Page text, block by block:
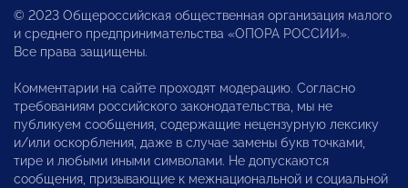
© 2023 Общероссийская общественная организация малого
и среднего предпринимательства «ОПОРА РОССИИ».
Все права защищены.
Комментарии на сайте проходят модерацию. Согласно
требованиям российского законодательства, мы не
публикуем сообщения, содержащие нецензурную лексику
и/или оскорбления, даже в случае замены букв точками,
тире и любыми иными символами. Не допускаются
сообщения, призывающие к межнациональной и социальной